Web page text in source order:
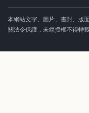
本網站文字、圖片、書封、版
關法令保護，未經授權不得轉